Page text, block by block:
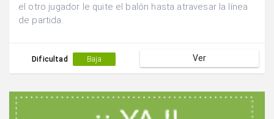
el otro jugador le quite el balón hasta atravesar la línea
de partida.
Dificultad Baja Ver